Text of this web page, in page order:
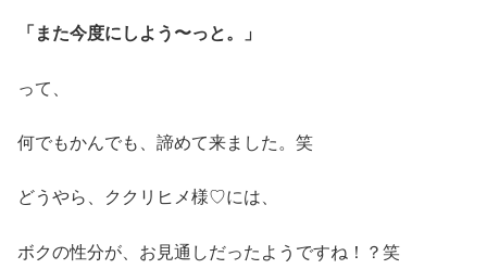
「また今度にしよう〜っと。」
って、
何でもかんでも、諦めて来ました。笑
どうやら、ククリヒメ様♡には、
ボクの性分が、お見通しだったようですね！？笑